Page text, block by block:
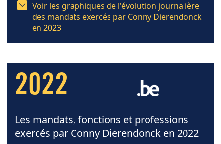
Voir les graphiques de l'évolution journalière
des mandats exercés par Conny Dierendonck
en 2023
2022
Les mandats, fonctions et professions
exercés par Conny Dierendonck en 2022